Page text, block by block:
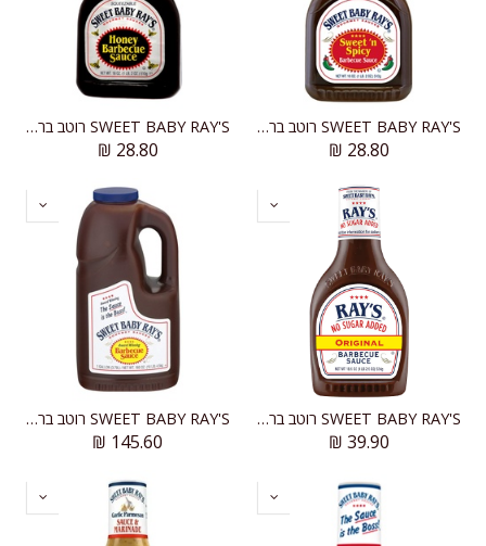
SWEET BABY RAY'S רוטב ברביקיו חריף מתוק
28.80
₪
SWEET BABY RAY'S רוטב ברביקיו דבש
28.80
₪
SWEET BABY RAY'S רוטב ברביקיו מתוק וחריף ללא תוספת סוכר
39.90
₪
SWEET BABY RAY'S רוטב ברביקיו 1 גלון
145.60
₪